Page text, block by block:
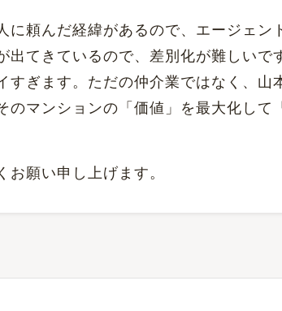
に頼んだ経緯があるので、エージェ
出てきているので、差別化が難しいで
すぎます。ただの仲介業ではなく、
のマンションの「価値」を最大化して
願い申し上げます。